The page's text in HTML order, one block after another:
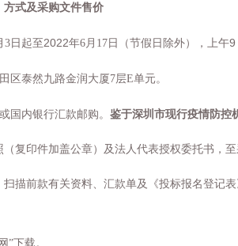
方式及采购文件售价
3 日 起至 2022年6 月 17 日（节假日除外），上午9
区泰然九路金润大厦 7层E单元。
国内银行汇款邮购。 鉴于深圳市现行疫情防控
复印件加盖公章）及法人代表授权委托书，
描前款有关资料、汇款单及《投标报名登记
”下载。